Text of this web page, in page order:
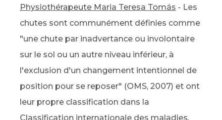
Physiothérapeute Maria Teresa Tomás - Les
chutes sont communément définies comme
"une chute par inadvertance ou involontaire
sur le sol ou un autre niveau inférieur, à
l'exclusion d'un changement intentionnel de
position pour se reposer" (OMS, 2007) et ont
leur propre classification dans la
Classification internationale des maladies.